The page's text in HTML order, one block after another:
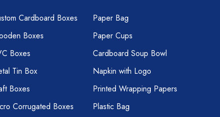
Cardboard Boxes
Boxes
Boxes
Tin Box
Boxes
Corrugated Boxes
Paper Bag
Paper Cups
Cardboard Soup Bowl
Napkin with Logo
Printed Wrapping Papers
Plastic Bag